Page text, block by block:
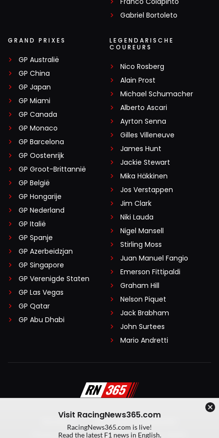
Meepraten? Dat kan! Je hoeft je alleen maar aan te
INLOGGEN
Gabriel Bortoleto
GRAND PRIXES
GP Australië
GP China
GP Japan
GP Miami
GP Canada
GP Monaco
GP Barcelona
GP Oostenrijk
GP Groot-Brittannië
GP België
GP Hongarije
GP Nederland
GP Italië
GP Spanje
GP Azerbeidzjan
GP Singapore
GP Verenigde Staten
GP Las Vegas
GP Qatar
GP Abu Dhabi
LEGENDARISCHE
COUREURS
Nico Rosberg
Alain Prost
Michael Schumacher
Alberto Ascari
Ayrton Senna
Gilles Villeneuve
James Hunt
Jackie Stewart
Mika Häkkinen
Jos Verstappen
Jim Clark
Niki Lauda
Nigel Mansell
Stirling Moss
Juan Manuel Fangio
Emerson Fittipaldi
Graham Hill
Nelson Piquet
Jack Brabham
John Surtees
Mario Andretti
Algemene voorwaarden
Privacy Policy
Created by On Your Marks
Visit RacingNews365.com
RacingNews365.com is live!
Read the latest F1 news in English.